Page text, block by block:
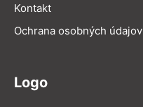
Kontakt
Ochrana osobných údajov
Logo